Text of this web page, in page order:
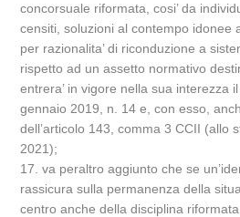
concorsuale riformata, cosi’ da
censiti, soluzioni al contempo idonee
per razionalita’ di riconduzione a
rispetto ad un assetto normativo
entrera’ in vigore nella sua interezza
gennaio 2019, n. 14 e, con esso,
dell’articolo 143, comma 3 CCII (allo
2021);
17. va peraltro aggiunto che se
rassicura sulla permanenza della
centro anche della disciplina